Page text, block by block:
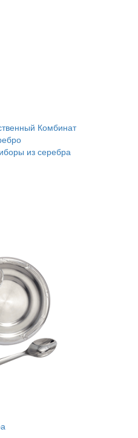
Комбинат
из серебра